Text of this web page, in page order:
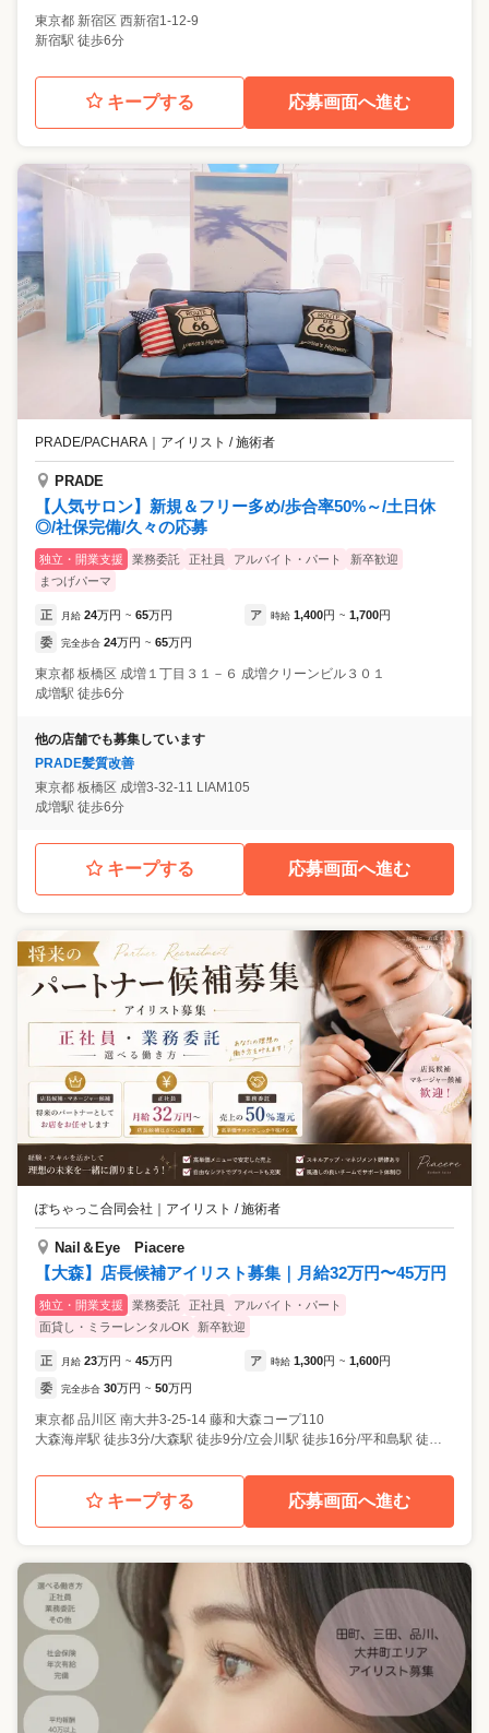
東京都 新宿区 西新宿1-12-9
新宿駅 徒歩6分
キープする 応募画面へ進む
PRADE/PACHARA アイリスト / 施術者
PRADE
【人気サロン】新規＆フリー多め/歩合率50%～/土日休
◎/社保完備/久々の応募
独立・開業支援 業務委託 正社員 アルバイト・パート
新卒歓迎
まつげパーマ
正 月給 24万円 ~ 65万円 ア 時給 1,400円 ~ 1,700円
委 完全歩合 24万円 ~ 65万円
東京都 板橋区 成増１丁目３１－６ 成増クリーンビル３０１
成増駅 徒歩6分
他の店舗でも募集しています
PRADE髪質改善
東京都 板橋区 成増3-32-11 LIAM105
成増駅 徒歩6分
キープする 応募画面へ進む
ぽちゃっこ合同会社 アイリスト / 施術者
Nail＆Eye Piacere
【大森】店長候補アイリスト募集｜月給32万円〜45万円
独立・開業支援 業務委託 正社員
アルバイト・パート
面貸し・ミラーレンタルOK
新卒歓迎
正 月給 23万円 ~ 45万円 ア 時給 1,300円 ~ 1,600円
委 完全歩合 30万円 ~ 50万円
東京都 品川区 南大井3-25-14 藤和大森コープ110
大森海岸駅 徒歩3分/大森駅 徒歩9分/立会川駅 徒歩16分/平和島駅 徒歩17分
キープする 応募画面へ進む